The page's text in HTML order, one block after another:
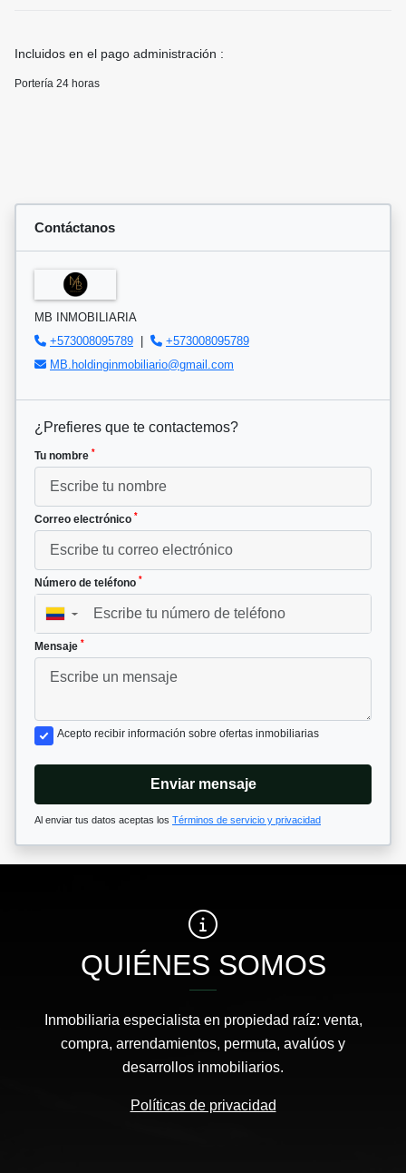
Incluidos en el pago administración :
Portería 24 horas
Contáctanos
MB INMOBILIARIA
+573008095789 |
+573008095789
MB.holdinginmobiliario@gmail.com
¿Prefieres que te contactemos?
Tu nombre *
Correo electrónico *
Número de teléfono *
▼
Mensaje *
Acepto recibir información sobre ofertas inmobiliarias
Enviar mensaje
Al enviar tus datos aceptas los Términos de servicio y privacidad
QUIÉNES SOMOS
Inmobiliaria especialista en propiedad raíz: venta,
compra, arrendamientos, permuta, avalúos y
desarrollos inmobiliarios.
Políticas de privacidad